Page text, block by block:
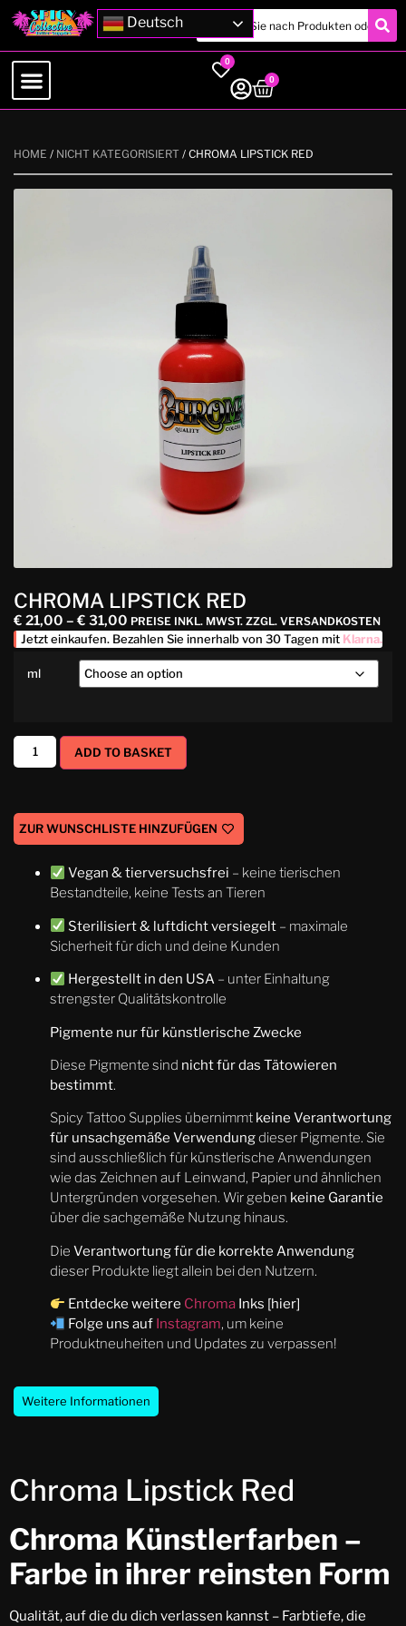
Deutsch
0
0
HOME / NICHT KATEGORISIERT / CHROMA LIPSTICK RED
CHROMA LIPSTICK RED
€ 21,00 – € 31,00 PREISE INKL. MWST. ZZGL. VERSANDKOSTEN
Jetzt einkaufen. Bezahlen Sie innerhalb von 30 Tagen mit Klarna.
ml
ADD TO BASKET
ZUR WUNSCHLISTE HINZUFÜGEN
Vegan & tierversuchsfrei – keine tierischen
Bestandteile, keine Tests an Tieren
Sterilisiert & luftdicht versiegelt – maximale
Sicherheit für dich und deine Kunden
Hergestellt in den USA – unter Einhaltung
strengster Qualitätskontrolle
Pigmente nur für künstlerische Zwecke
Diese Pigmente sind nicht für das Tätowieren
bestimmt.
Spicy Tattoo Supplies übernimmt keine Verantwortung
für unsachgemäße Verwendungdieser Pigmente. Sie
sind ausschließlich für künstlerische Anwendungen
wie das Zeichnen auf Leinwand, Papier und ähnlichen
Untergründen vorgesehen. Wir geben keine Garantie
über die sachgemäße Nutzung hinaus.
Die Verantwortung für die korrekte Anwendung
dieser Produkte liegt allein bei den Nutzern.
Entdecke weitere Chroma Inks [hier]
Folge uns auf Instagram, um keine
Produktneuheiten und Updates zu verpassen!
Weitere Informationen
Chroma Lipstick Red
Chroma Künstlerfarben –
Farbe in ihrer reinsten Form
Qualität, auf die du dich verlassen kannst – Farbtiefe, die